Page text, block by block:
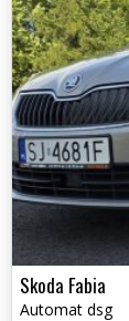
Skoda Fabia
Automat dsg